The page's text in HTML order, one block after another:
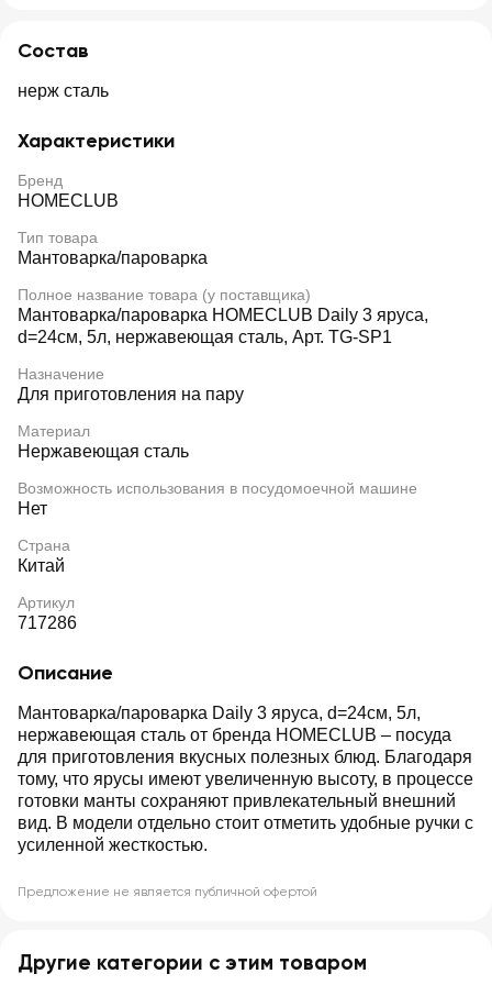
Состав
нерж сталь
Характеристики
Бренд
HOMECLUB
Тип товара
Мантоварка/пароварка
Полное название товара (у поставщика)
Мантоварка/пароварка HOMECLUB Daily 3 яруса,
d=24см, 5л, нержавеющая сталь, Арт. TG-SP1
Назначение
Для приготовления на пару
Материал
Нержавеющая сталь
Возможность использования в посудомоечной машине
Нет
Страна
Китай
Артикул
717286
Описание
Мантоварка/пароварка Daily 3 яруса, d=24см, 5л,
нержавеющая сталь от бренда HOMECLUB – посуда
для приготовления вкусных полезных блюд. Благодаря
тому, что ярусы имеют увеличенную высоту, в процессе
готовки манты сохраняют привлекательный внешний
вид. В модели отдельно стоит отметить удобные ручки с
усиленной жесткостью.
Предложение не является публичной офертой
Другие категории с этим товаром